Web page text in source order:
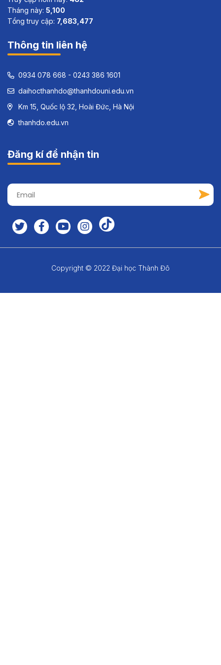
Tháng này: 5,100
Tổng truy cập: 7,683,477
Thông tin liên hệ
0934 078 668 - 0243 386 1601
daihocthanhdo@thanhdouni.edu.vn
Km 15, Quốc lộ 32, Hoài Đức, Hà Nội
thanhdo.edu.vn
Đăng kí để nhận tin
Copyright © 2022 Đại học Thành Đô